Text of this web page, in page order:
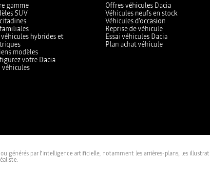
gamme
SUV
véhicules hybrides et
modèles
votre Dacia
véhicules
Offres véhicules Dacia
Véhicules neufs en stock
Véhicules d'occasion
Reprise de véhicule
Essai véhicules Dacia
Plan achat véhicule
générés par l'intelligence artificielle, notamment les arrières-plans, les